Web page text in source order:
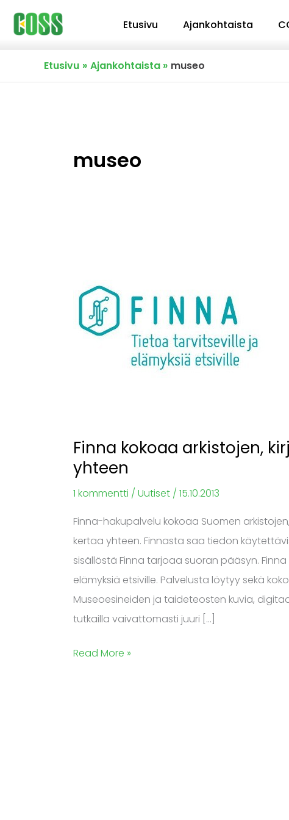
Siirry
sisältöön
Etusivu Ajankohtaista
Etusivu Ajankohtaista museo
museo
Finna kokoaa arkistojen,
yhteen
1 kommentti / Uutiset / 15.10.2013
Finna-hakupalvelu kokoaa Suomen
kertaa yhteen. Finnasta saa tiedon
sisällöstä Finna tarjoaa suoran pääsyn.
elämyksiä etsiville. Palvelusta löytyy sekä
Museoesineiden ja taideteosten kuvia,
tutkailla vaivattomasti juuri […]
kirjastojen
museoiden
Read More »